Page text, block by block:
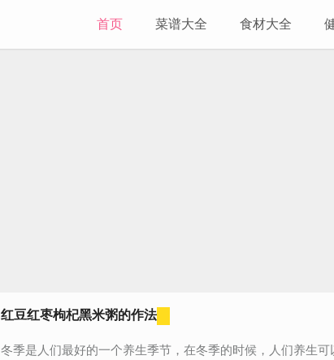
首页 菜谱大全 食材大全
红豆红枣枸杞黑米粥的作法
冬季是人们最好的一个养生季节，在冬季的时候，人们养生